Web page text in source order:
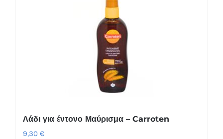
Λάδι για έντονο Μαύρισμα – Carroten
9,30 €